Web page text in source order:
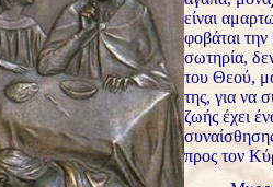
είναι
φοβάται
σωτηρία,
του Θεού,
της, για να
ζωής έχει
προς τον